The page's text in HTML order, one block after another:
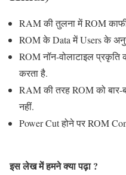
RAM की तुलना में ROM
ROM के Data में Users के
ROM नॉन-वोलाटाइल प्रकृति
करता है.
RAM की तरह ROM को
नहीं.
Power Cut होने पर ROM
इस लेख में हमने क्या पढ़ा ?